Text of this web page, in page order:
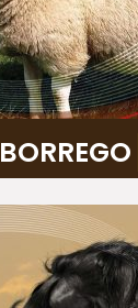
BORREGO